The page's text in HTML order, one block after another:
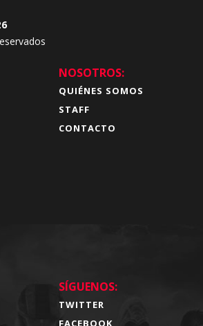
NOSOTROS:
QUIÉNES SOMOS
STAFF
CONTACTO
SÍGUENOS:
TWITTER
FACEBOOK